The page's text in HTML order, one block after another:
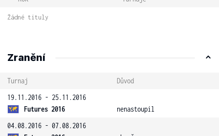
Žádné tituly
Zranění
Turnaj
Důvod
19.11.2016 - 25.11.2016
Futures 2016
nenastoupil
04.08.2016 - 07.08.2016